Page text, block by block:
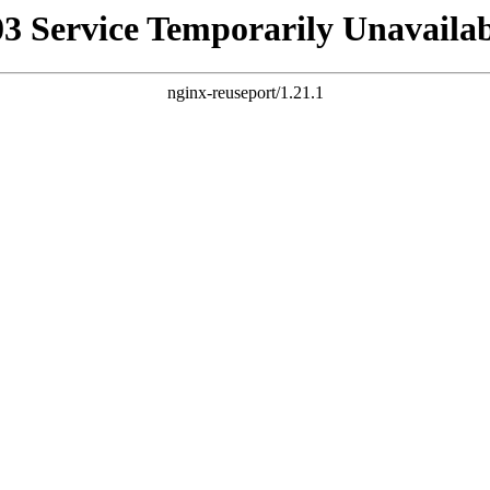
Service Temporarily
nginx-reuseport/1.21.1